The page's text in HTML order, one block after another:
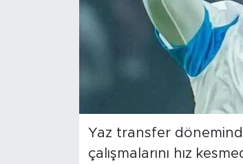
Yaz transfer
çalışmalarını hız